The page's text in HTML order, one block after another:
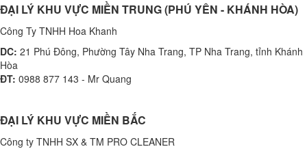
ĐẠI LÝ KHU VỰC MIỀN TRUNG (PHÚ YÊN - KHÁNH HÒA)
Công Ty TNHH Hoa Khanh
DC: 21 Phú Đông, Phường Tây Nha Trang, TP Nha Trang, tỉnh Khánh
Hòa
ĐT: 0988 877 143 - Mr Quang
ĐẠI LÝ KHU VỰC MIỀN BẮC
Công ty TNHH SX & TM PRO CLEANER